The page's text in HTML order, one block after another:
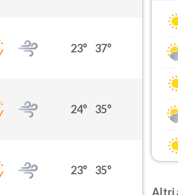
23° 37°
24° 35°
23° 35°
Altri